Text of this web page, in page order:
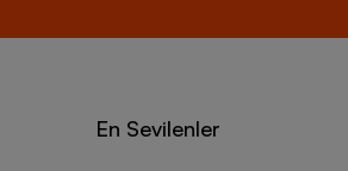
En Sevilenler